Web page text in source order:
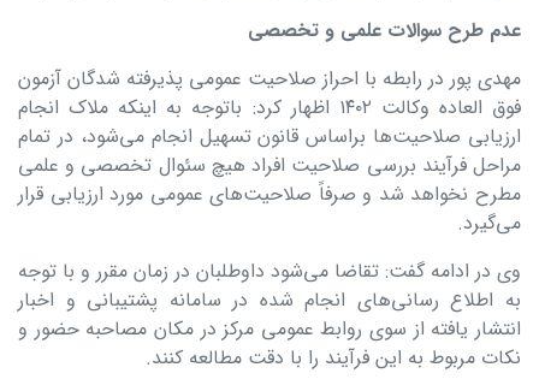
عدم طرح سوالات علمی و تخصصی
مهدی پور در رابطه با احراز صلاحیت عمومی پذیرفته شدگان آزمون
فوق العاده وکالت ۱۴۰۲ اظهار کرد: باتوجه به اینکه ملاک انجام
ارزیابی صلاحیت‌ها براساس قانون تسهیل انجام می‌شود، در تمام
مراحل فرآیند بررسی صلاحیت افراد هیچ سئوال تخصصی و علمی
مطرح نخواهد شد و صرفاً صلاحیت‌های عمومی مورد ارزیابی قرار
می‌گیرد.
وی در ادامه گفت: تقاضا می‌شود داوطلبان در زمان مقرر و با توجه
به اطلاع رسانی‌های انجام شده در سامانه پشتیبانی و اخبار
انتشار یافته از سوی روابط عمومی مرکز در مکان مصاحبه حضور و
نکات مربوط به این فرآیند را با دقت مطالعه کنند.